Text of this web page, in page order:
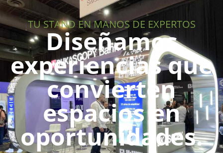
TU STAND EN MANOS DE EXPERTOS
Diseñamos
experiencias que
convierten
espacios en
oportunidades.